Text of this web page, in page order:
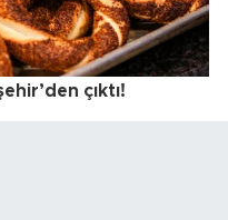
çıktı!